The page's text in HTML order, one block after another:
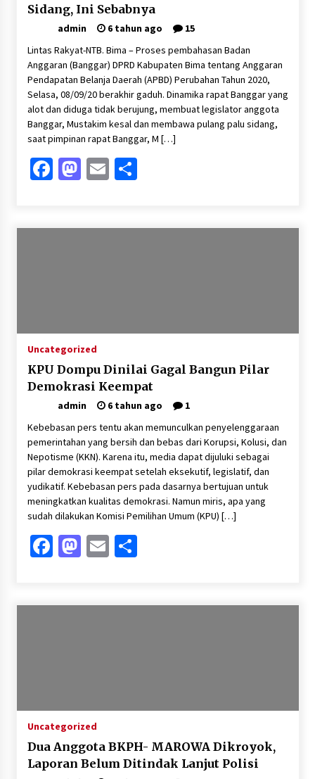
Sidang, Ini Sebabnya
admin 6 tahun ago
15
Lintas Rakyat-NTB. Bima – Proses pembahasan Badan
Anggaran (Banggar) DPRD Kabupaten Bima tentang Anggaran
Pendapatan Belanja Daerah (APBD) Perubahan Tahun 2020,
Selasa, 08/09/20 berakhir gaduh. Dinamika rapat Banggar yang
alot dan diduga tidak berujung, membuat legislator anggota
Banggar, Mustakim kesal dan membawa pulang palu sidang,
saat pimpinan rapat Banggar, M […]
Facebook
Mastodon
EmailShare
Uncategorized
KPU Dompu Dinilai Gagal Bangun Pilar
Demokrasi Keempat
admin 6 tahun ago
1
Kebebasan pers tentu akan memunculkan penyelenggaraan
pemerintahan yang bersih dan bebas dari Korupsi, Kolusi, dan
Nepotisme (KKN). Karena itu, media dapat dijuluki sebagai
pilar demokrasi keempat setelah eksekutif, legislatif, dan
yudikatif. Kebebasan pers pada dasarnya bertujuan untuk
meningkatkan kualitas demokrasi. Namun miris, apa yang
sudah dilakukan Komisi Pemilihan Umum (KPU) […]
Facebook
Mastodon
EmailShare
Uncategorized
Dua Anggota BKPH- MAROWA Dikroyok,
Laporan Belum Ditindak Lanjut Polisi